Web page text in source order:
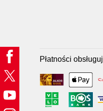
Płatności